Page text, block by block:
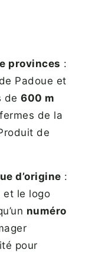
provinces :
Padoue et
de 600 m
de la
de
d’origine :
et le logo
numéro
pour